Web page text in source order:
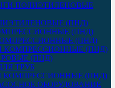
ПОЛИЭТИЛЕНОВЫЕ
(ПНД)
(ПНД)
(ПНД)
КОМПРЕССИОННЫЕ (ПНД)
(ПНД)
ТРУБ
КОМПРЕССИОННЫЕ (ПНД)